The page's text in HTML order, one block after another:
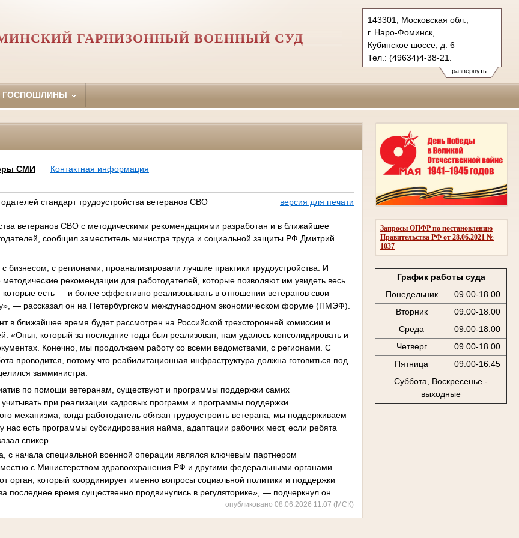
развернуть
143301, Московская обл.,
г. Наро-Фоминск,
Кубинское шоссе, д. 6
Тел.: (49634)4-38-21.
nfgvs.mo@sudrf.ru
ГАРНИЗОННЫЙ ВОЕННЫЙ СУД
ГОСПОШЛИНЫ
Запросы ОПФР по постановлению
Правительства РФ от 28.06.2021 №
1037
График работы суда
Понедельник
09.00-18.00
Вторник
09.00-18.00
Среда
09.00-18.00
Четверг
09.00-18.00
Пятница
09.00-16.45
Суббота, Воскресенье -
выходные
СМИ
Контактная информация
стандарт трудоустройства ветеранов СВО
версия для печати
ветеранов СВО с методическими рекомендациями разработан и в ближайшее
сообщил заместитель министра труда и социальной защиты РФ Дмитрий
с регионами, проанализировали лучшие практики трудоустройства. И
рекомендации для работодателей, которые позволяют им увидеть весь
есть — и более эффективно реализовывать в отношении ветеранов свои
— рассказал он на Петербургском международном экономическом форуме (ПМЭФ).
в ближайшее время будет рассмотрен на Российской трехсторонней комиссии и
«Опыт, который за последние годы был реализован, нам удалось консолидировать и
Конечно, мы продолжаем работу со всеми ведомствами, с регионами. С
проводится, потому что реабилитационная инфраструктура должна готовиться под
замминистра.
по помощи ветеранам, существуют и программы поддержки самих
при реализации кадровых программ и программы поддержки
механизма, когда работодатель обязан трудоустроить ветерана, мы поддерживаем
нас есть программы субсидирования найма, адаптации рабочих мест, если ребята
спикер.
с начала специальной военной операции являлся ключевым партнером
с Министерством здравоохранения РФ и другими федеральными органами
орган, который координирует именно вопросы социальной политики и поддержки
последнее время существенно продвинулись в регуляторике», — подчеркнул он.
опубликовано 08.06.2026 11:07 (МСК)